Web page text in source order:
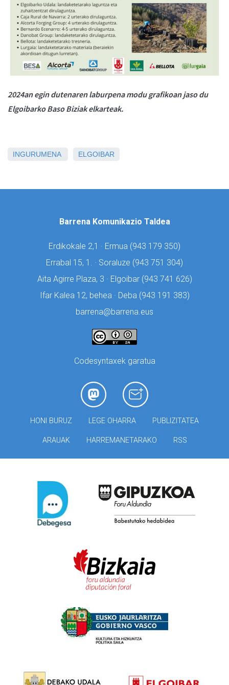
2024an egin dutenaren laburpena modu grafikoan jaso du
Elgoibarko Baso Biziak elkarteak.
INGURUMENA ELGOIBAR
Barrena Komunikazio Taldea
Erdikokale 2,1 · Ermua (943 179 350)
Errabal 15, 1. · Soraluze (943 751 304)
Aita Agirre Plaza, 3 · Elgoibar (943 741 626)
Ifar Kalea 12, behea · Deba (943 191 383)
barrena@barrena.eus
Codesyntaxek garatua
HONI BURUZ LEGE OHARRA PUBLIZITATEA
ARAUAK HARREMANETARAKO RSS